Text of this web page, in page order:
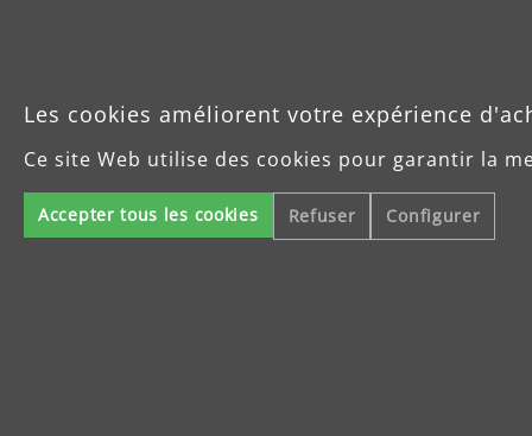
Les cookies améliorent votre expérience
Ce site Web utilise des cookies pour garantir la
Accepter tous les cookies Refuser Configurer